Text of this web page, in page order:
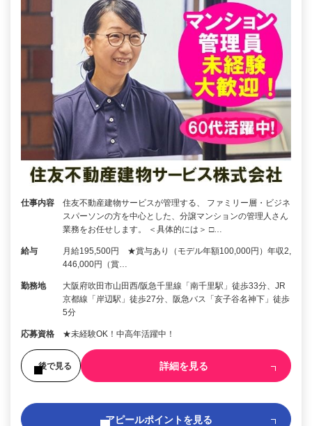
仕事内容
住友不動産建物サービスが管理する、 ファミリー層・ビジネ
スパーソンの方を中心とした、分譲マンションの管理人さん
業務をお任せします。 ＜具体的には＞ □…
給与
月給195,500円 ★賞与あり（モデル年額100,000円）年収2,
446,000円（賞…
勤務地
大阪府吹田市山田西/阪急千里線「南千里駅」徒歩33分、JR
京都線「岸辺駅」徒歩27分、阪急バス「亥子谷名神下」徒歩
5分
応募資格 ★未経験OK！中高年活躍中！
後で見る 詳細を見る
アピールポイントを見る